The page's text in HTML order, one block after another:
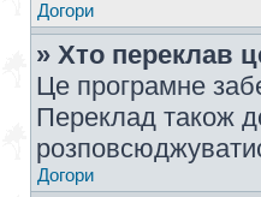
Догори
» Хто переклав
Це програмне
Переклад також
Догори